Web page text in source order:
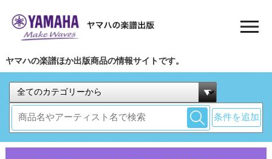
ヤマハの楽譜ほか出版商品の情報サイトです。
条件を追加